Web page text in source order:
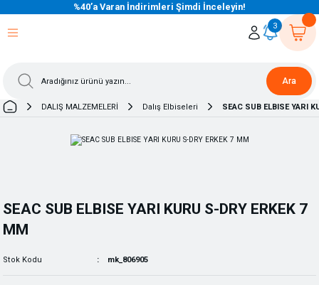
%40’a Varan İndirimleri Şimdi İnceleyin!
Ara
3
DALIŞ MALZEMELERİ Dalış Elbiseleri SEAC SUB ELBISE YARI
SEAC SUB ELBISE YARI KURU S-DRY ERKEK 7
MM
Stok Kodu mk_806905